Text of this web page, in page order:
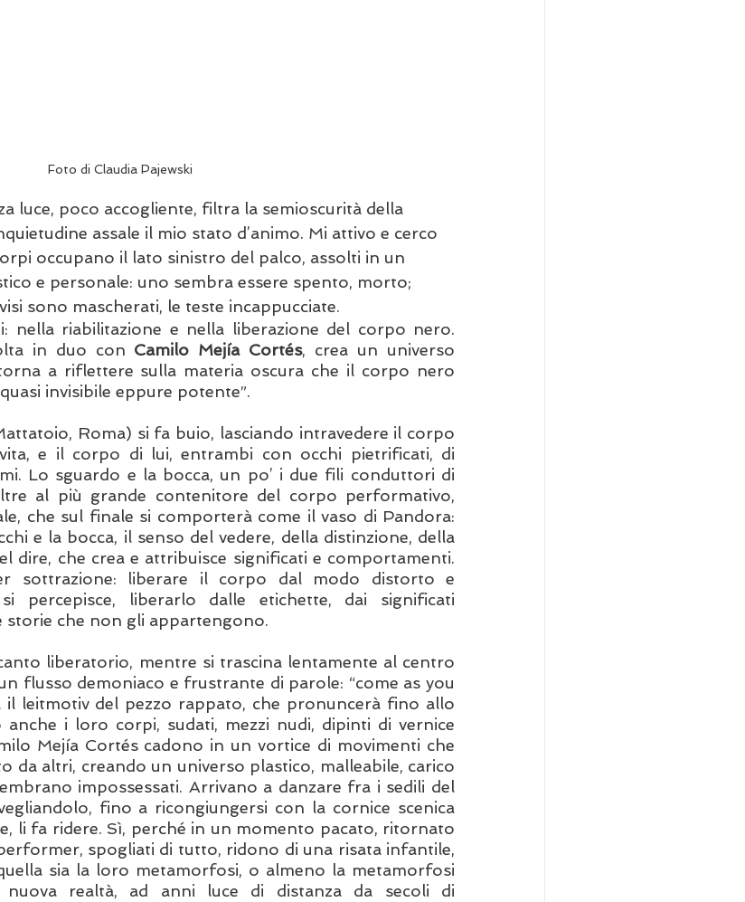
Foto di Claudia Pajewski
luce, poco accogliente, filtra la semioscurità della
assale il mio stato d’animo. Mi attivo e cerco
occupano il lato sinistro del palco, assolti in un
e personale: uno sembra essere spento, morto;
sono mascherati, le teste incappucciate.
nella riabilitazione e nella liberazione del corpo nero.
in duo con Camilo Mejía Cortés, crea un universo
a riflettere sulla materia oscura che il corpo nero
invisibile eppure potente”.
Roma) si fa buio, lasciando intravedere il corpo
e il corpo di lui, entrambi con occhi pietrificati, di
Lo sguardo e la bocca, un po’ i due fili conduttori di
al più grande contenitore del corpo performativo,
che sul finale si comporterà come il vaso di Pandora:
e la bocca, il senso del vedere, della distinzione, della
dire, che crea e attribuisce significati e comportamenti.
sottrazione: liberare il corpo dal modo distorto e
percepisce, liberarlo dalle etichette, dai significati
storie che non gli appartengono.
liberatorio, mentre si trascina lentamente al centro
flusso demoniaco e frustrante di parole: “come as you
il leitmotiv del pezzo rappato, che pronuncerà fino allo
i loro corpi, sudati, mezzi nudi, dipinti di vernice
Mejía Cortés cadono in un vortice di movimenti che
da altri, creando un universo plastico, malleabile, carico
impossessati. Arrivano a danzare fra i sedili del
fino a ricongiungersi con la cornice scenica
li fa ridere. Sì, perché in un momento pacato, ritornato
spogliati di tutto, ridono di una risata infantile,
sia la loro metamorfosi, o almeno la metamorfosi
nuova realtà, ad anni luce di distanza da secoli di